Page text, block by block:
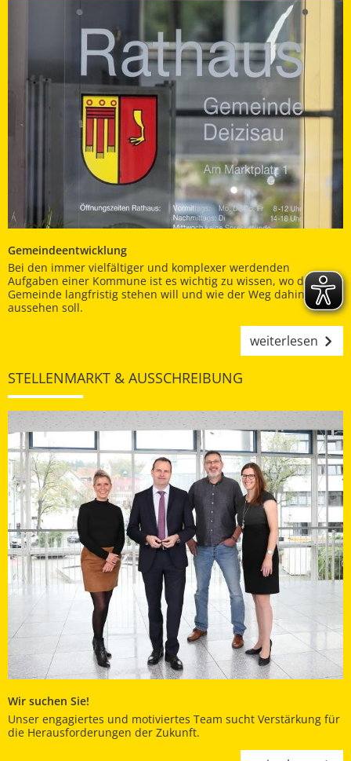
Gemeindeentwicklung
Bei den immer vielfältiger und komplexer werdenden
Aufgaben einer Kommune ist es wichtig zu wissen, wo die
Gemeinde langfristig stehen will und wie der Weg dahin
aussehen soll.
weiterlesen
STELLENMARKT & AUSSCHREIBUNG
Wir suchen Sie!
Unser engagiertes und motiviertes Team sucht Verstärkung für
die Herausforderungen der Zukunft.